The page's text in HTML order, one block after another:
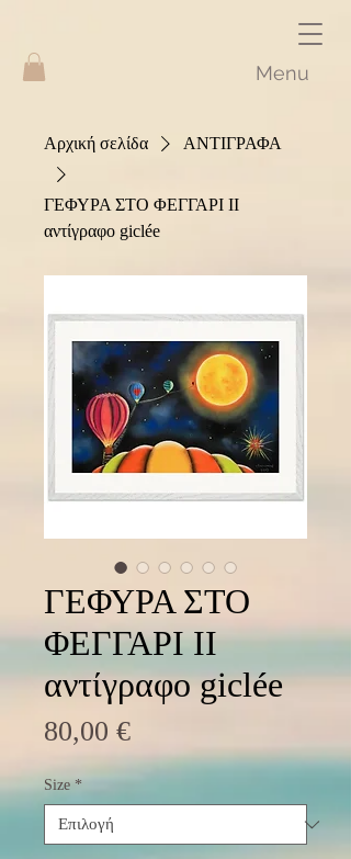
Menu
Αρχική σελίδα ΑΝΤΙΓΡΑΦΑ
ΓΕΦΥΡΑ ΣΤΟ ΦΕΓΓΑΡΙ II
αντίγραφο giclée
ΓΕΦΥΡΑ ΣΤΟ
ΦΕΓΓΑΡΙ II
αντίγραφο giclée
80,00 €Τιμή
Size *